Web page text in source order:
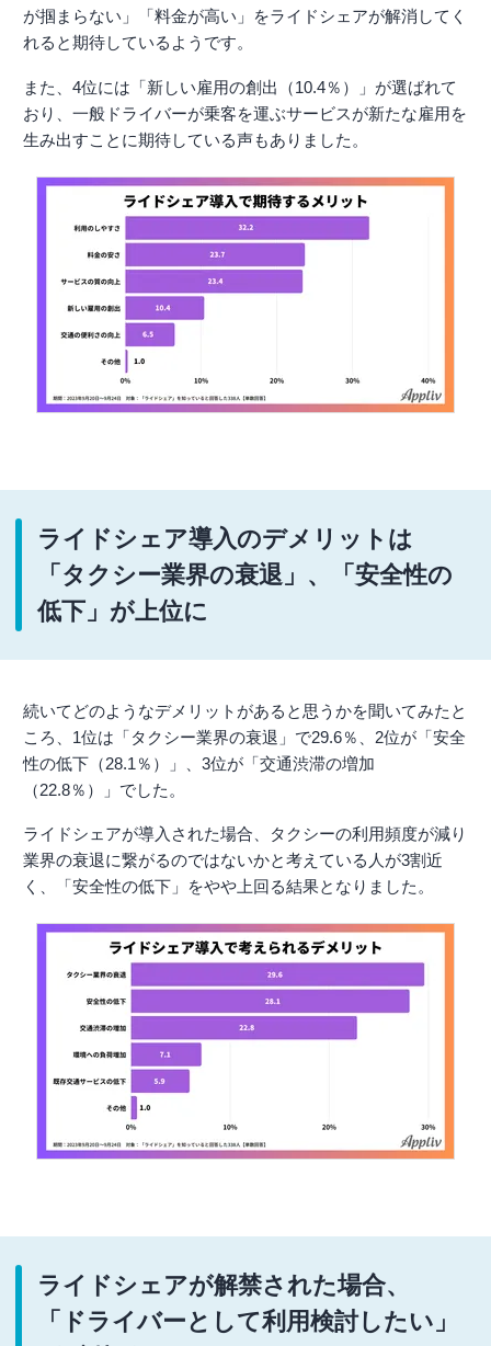
が掴まらない」「料金が高い」をライドシェアが解消してく
れると期待しているようです。
また、4位には「新しい雇用の創出（10.4％）」が選ばれて
おり、一般ドライバーが乗客を運ぶサービスが新たな雇用を
生み出すことに期待している声もありました。
ライドシェア導入のデメリットは
「タクシー業界の衰退」、「安全性の
低下」が上位に
続いてどのようなデメリットがあると思うかを聞いてみたと
ころ、1位は「タクシー業界の衰退」で29.6％、2位が「安全
性の低下（28.1％）」、3位が「交通渋滞の増加
（22.8％）」でした。
ライドシェアが導入された場合、タクシーの利用頻度が減り
業界の衰退に繋がるのではないかと考えている人が3割近
く、「安全性の低下」をやや上回る結果となりました。
ライドシェアが解禁された場合、
「ドライバーとして利用検討したい」